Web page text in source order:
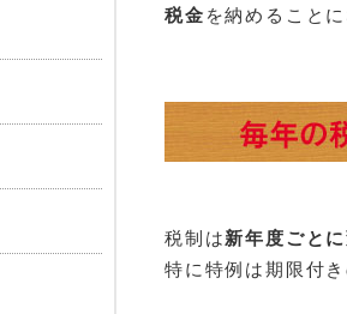
税金を納めることに
税制は新年度ごと
特に特例は期限付